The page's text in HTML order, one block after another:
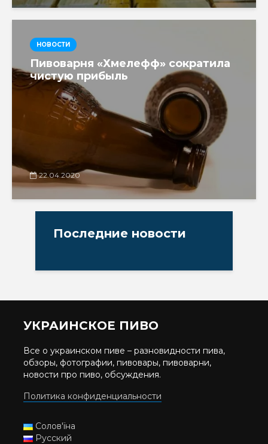
НОВОСТИ
Пивоварня «Хмелефф» сократила
чистую прибыль
22.04.2020
Последние новости
УКРАИНСКОЕ ПИВО
Все о украинском пиве – разновидности пива,
обзоры, фотографии, пивовары, пивоварни,
новости про пиво, обсуждения.
Политика конфиденциальности
Солов'їна
Русский